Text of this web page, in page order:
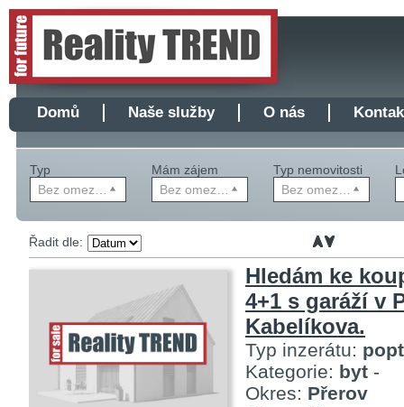
Domů Naše služby O nás
Typ
Mám zájem
Typ nemovitosti
Řadit dle:
Hledám ke
4+1 s garáží v
Kabelíkova.
Typ inzerátu:
Kategorie: byt -
Okres: Přerov